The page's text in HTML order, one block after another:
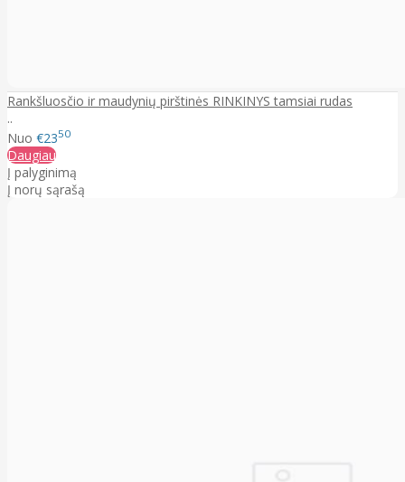
Rankšluosčio ir maudynių pirštinės RINKINYS tamsiai rudas
..
Nuo €2350
Daugiau
Į palyginimą
Į norų sąrašą